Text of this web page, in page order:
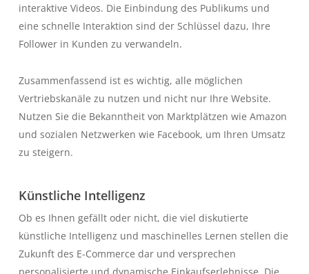
interaktive Videos. Die Einbindung des Publikums und
eine schnelle Interaktion sind der Schlüssel dazu, Ihre
Follower in Kunden zu verwandeln.
Zusammenfassend ist es wichtig, alle möglichen
Vertriebskanäle zu nutzen und nicht nur Ihre Website.
Nutzen Sie die Bekanntheit von Marktplätzen wie Amazon
und sozialen Netzwerken wie Facebook, um Ihren Umsatz
zu steigern.
Künstliche Intelligenz
Ob es Ihnen gefällt oder nicht, die viel diskutierte
künstliche Intelligenz und maschinelles Lernen stellen die
Zukunft des E-Commerce dar und versprechen